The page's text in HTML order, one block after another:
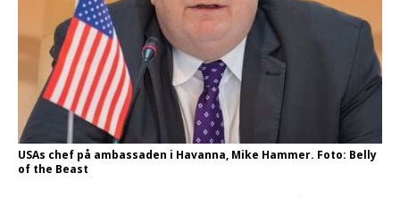
USAs chef på ambassaden i Havanna, Mike Hammer. Foto: Belly
of the Beast